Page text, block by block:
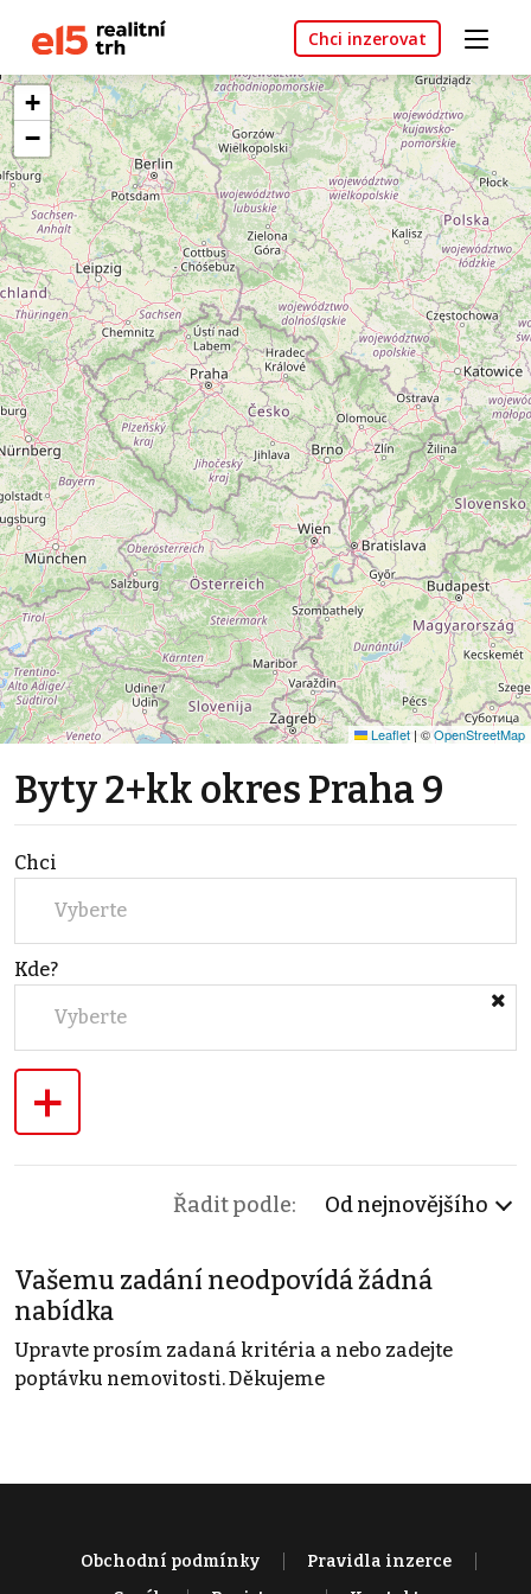
Chci inzerovat
+
−
Leaflet | ©OpenStreetMap
Byty 2+kk okres Praha 9
Chci
Vyberte
Kde?
Vyberte
+
Řadit podle: Od nejnovějšího
Vašemu zadání neodpovídá žádná
nabídka
Upravte prosím zadaná kritéria a nebo zadejte
poptávku nemovitosti. Děkujeme
Obchodní podmínky
Pravidla inzerce